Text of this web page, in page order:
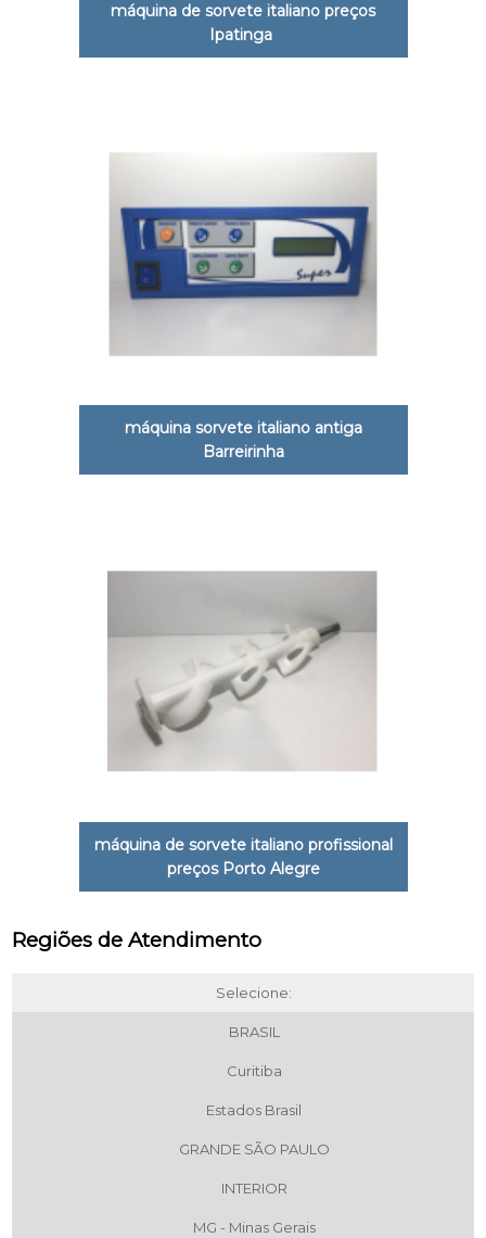
máquina de sorvete italiano preços
Ipatinga
máquina sorvete italiano antiga
Barreirinha
máquina de sorvete italiano profissional
preços Porto Alegre
Regiões de Atendimento
Selecione:
BRASIL
Curitiba
Estados Brasil
GRANDE SÃO PAULO
INTERIOR
MG - Minas Gerais